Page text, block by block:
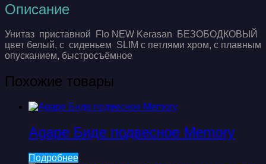
Описание
Унитаз приставной Flo NEW Kerasan БЕЗОБОДКОВЫЙ
цвет белый, с сиденьем SLIM с петлями хром, с плавным
опусканием, быстросъёмное
Похожие товары
Agape Биде подвесное Memory
Подробнее